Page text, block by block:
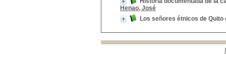
Henao, José
Los señores étnicos de